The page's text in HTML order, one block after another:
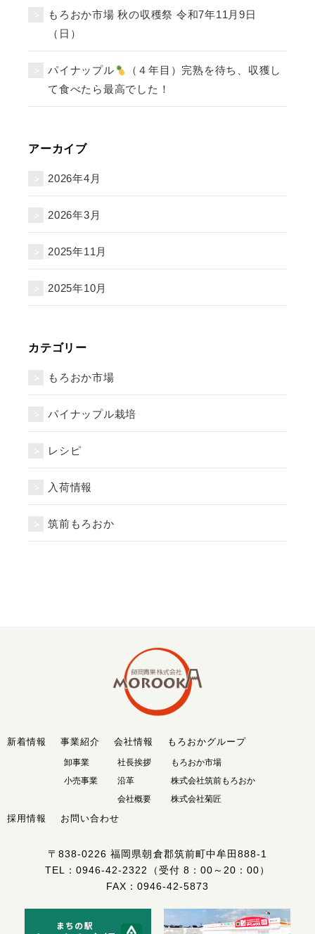
もろおか市場 秋の収穫祭 令和7年11月9日
（日）
パイナップル
（４年目）完熟を待ち、収獲し
て食べたら最高でした！
アーカイブ
2026年4月
2026年3月
2025年11月
2025年10月
カテゴリー
もろおか市場
パイナップル栽培
レシピ
入荷情報
筑前もろおか
新着情報 事業紹介
卸事業
小売事業
会社情報
社長挨拶
沿革
会社概要
もろおかグループ
もろおか市場
株式会社筑前もろおか
株式会社菊匠
採用情報 お問い合わせ
〒838-0226福岡県朝倉郡筑前町中牟田888-1
TEL： 0946-42-2322
（受付 8：00～20：00）
FAX：0946-42-5873